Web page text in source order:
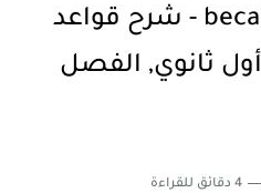
أهمية تعلم قواعد اللغة الإنجليزية | مكونات الجملة في اللغة...
because, so, to, so that - شرح قواعد
منهج Flying High أول ثانوي, الفصل
4 دقائق للقراءة